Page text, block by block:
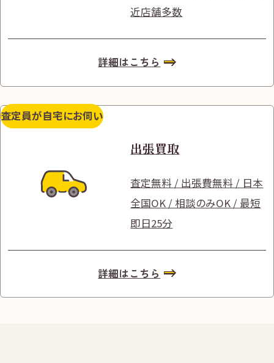
近店舗多数
詳細はこちら
査定員が自宅にお伺い
出張買取
査定無料 / 出張費無料 / 日本
全国OK / 相談のみOK / 最短
即日25分
詳細はこちら